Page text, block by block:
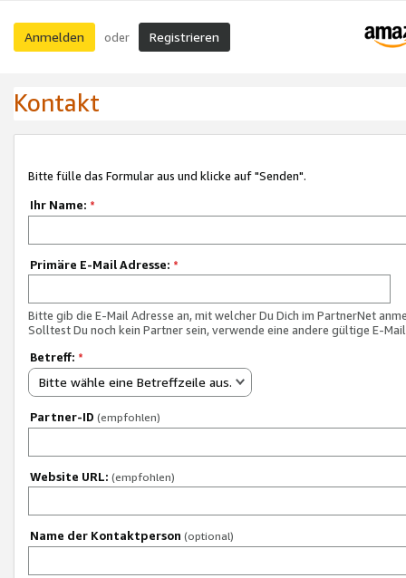
Anmelden oder Registrieren
Kontakt
Bitte fülle das Formular aus und klicke auf "Senden".
Ihr Name: *
Primäre E-Mail Adresse: *
Bitte gib die E-Mail Adresse an, mit welcher Du Dich im PartnerNet
Solltest Du noch kein Partner sein, verwende eine andere gültige E-
Betreff: *
Bitte wähle eine Betreffzeile aus.
Partner-ID (empfohlen)
Website URL: (empfohlen)
Name der Kontaktperson (optional)